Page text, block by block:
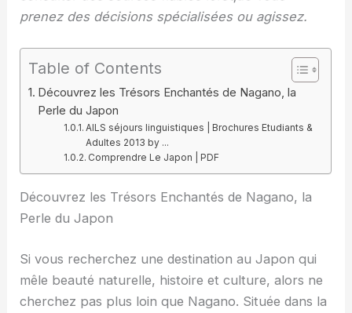
prenez des décisions spécialisées ou agissez.
Table of Contents
Découvrez les Trésors Enchantés de Nagano, la
Perle du Japon
AILS séjours linguistiques | Brochures Etudiants &
Adultes 2013 by ...
Comprendre Le Japon | PDF
Découvrez les Trésors Enchantés de Nagano, la
Perle du Japon
Si vous recherchez une destination au Japon qui
mêle beauté naturelle, histoire et culture, alors ne
cherchez pas plus loin que Nagano. Située dans la